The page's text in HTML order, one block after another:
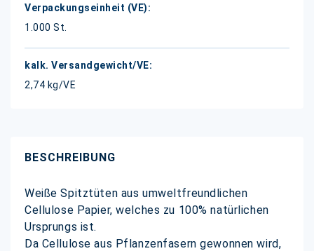
1.000 St.
2,74 kg/VE
BESCHREIBUNG
Weiße Spitztüten aus umweltfreundlichen
Cellulose Papier, welches zu 100% natürlichen
Ursprungs ist.
Da Cellulose aus Pflanzenfasern gewonnen wird,